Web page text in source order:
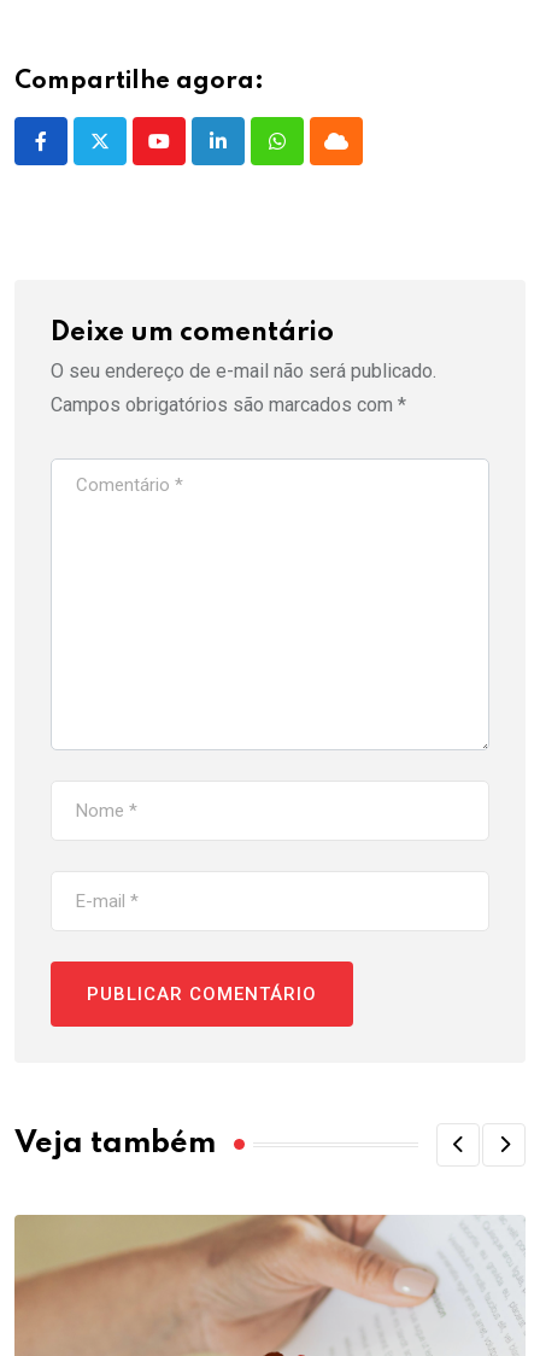
Compartilhe agora:
YoutubeLinkedInWhatsappCloud
Deixe um comentário
O seu endereço de e-mail não será publicado.
Campos obrigatórios são marcados com *
Veja também